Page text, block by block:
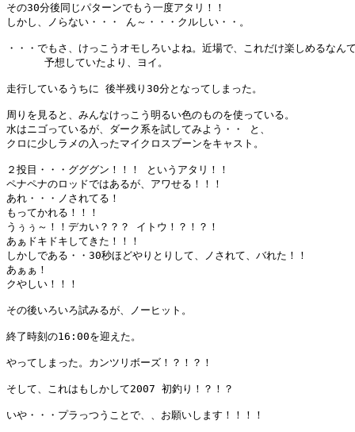
その30分後同じパターンでもう一度アタリ！！
しかし、ノらない・・・ ん～・・・クルしい・・。
・・・でもさ、けっこうオモしろいよね。近場で、これだけ楽しめるなん
      予想していたより、ヨイ。
走行しているうちに 後半残り30分となってしまった。
周りを見ると、みんなけっこう明るい色のものを使っている。
水はニゴっているが、ダーク系を試してみよう・・ と、
クロに少しラメの入ったマイクロスプーンをキャスト。
２投目・・・グググン！！！ というアタリ！！
ペナペナのロッドではあるが、アワせる！！！
あれ・・・ノされてる！
もってかれる！！！
うぅぅ～！！デカい？？？ イトウ！？！？！
あぁドキドキしてきた！！！
しかしである・・30秒ほどやりとりして、ノされて、バれた！！
あぁぁ！
クやしい！！！
その後いろいろ試みるが、ノーヒット。
終了時刻の16:00を迎えた。
やってしまった。カンツリボーズ！？！？！
そして、これはもしかして2007 初釣り！？！？
いや・・・プラっつうことで、、お願いします！！！！